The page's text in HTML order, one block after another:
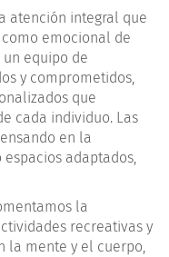
atención integral que
emocional de
un equipo de
y comprometidos,
que
cada individuo. Las
en la
adaptados,
la
recreativas y
la mente y el cuerpo,